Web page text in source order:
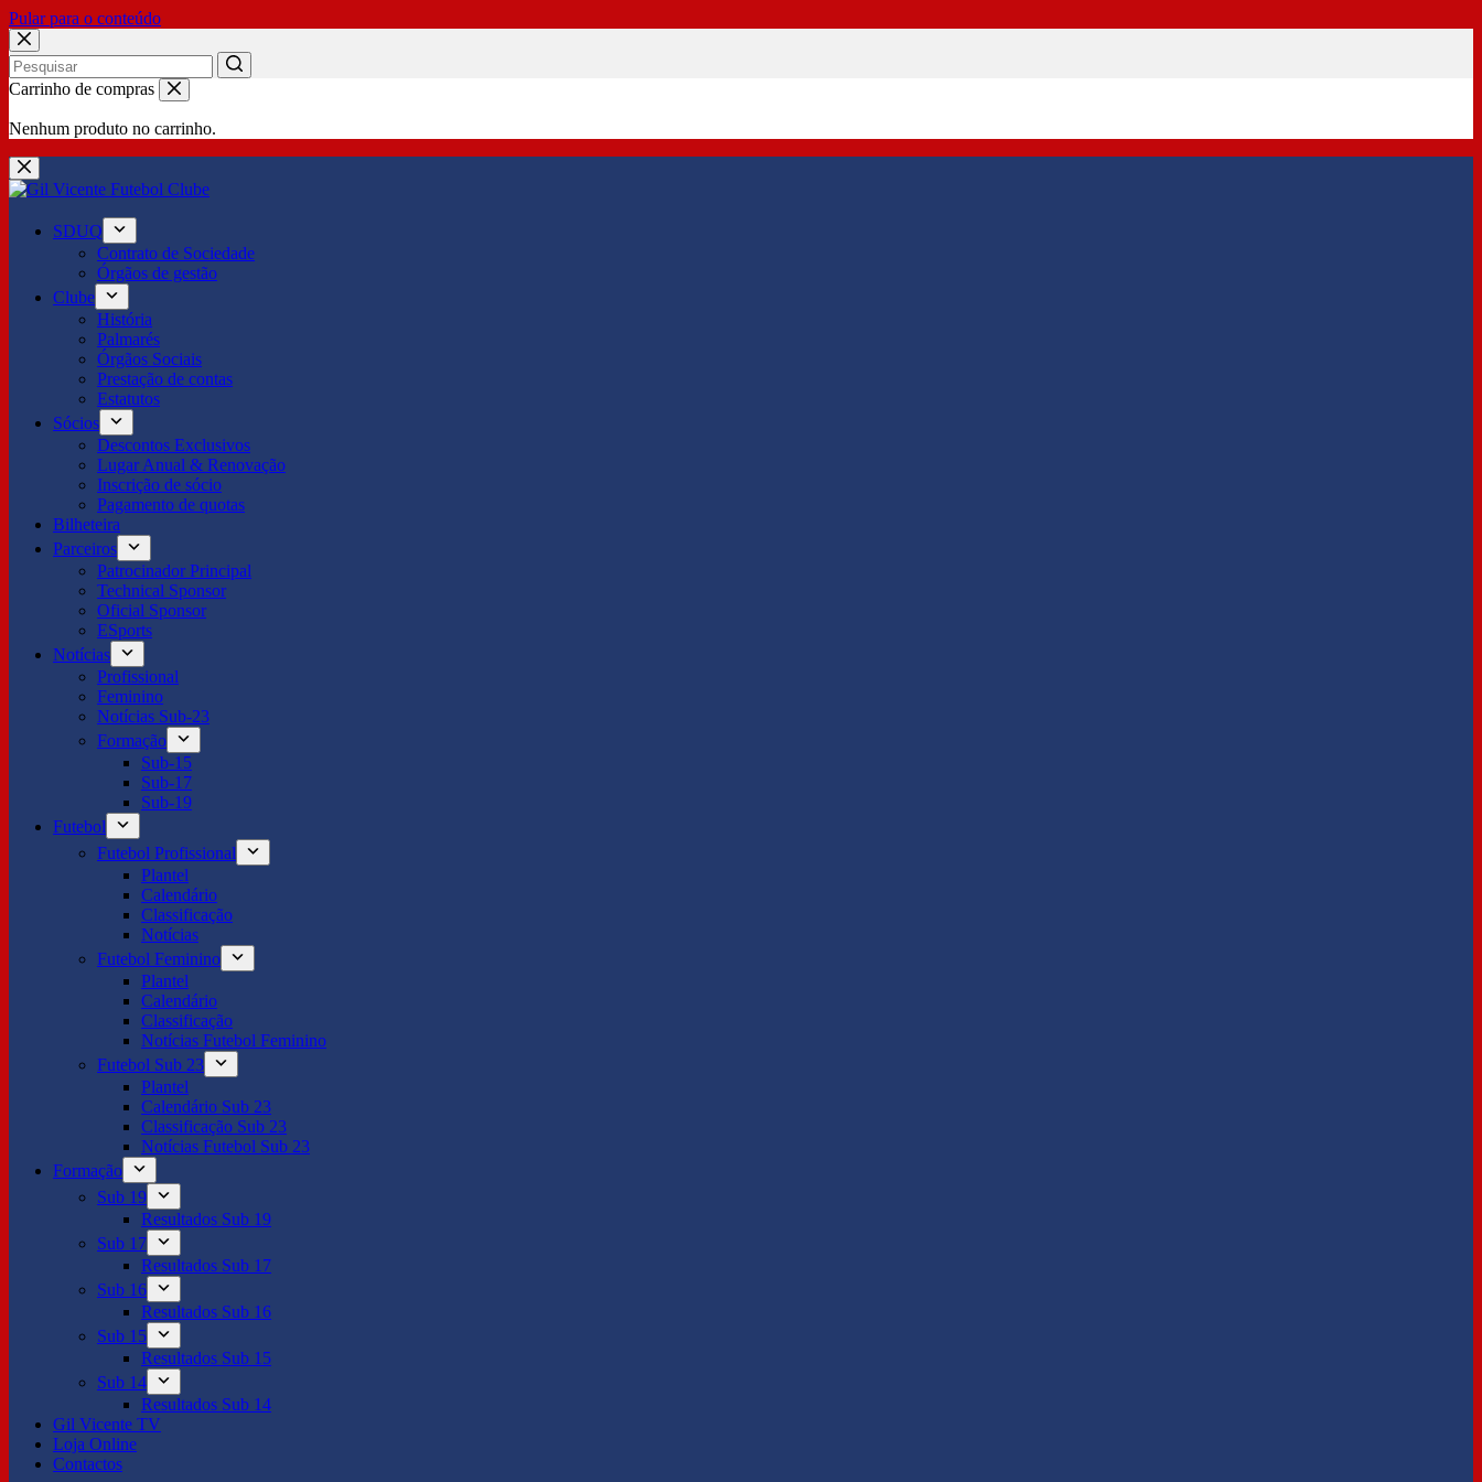
Pular para o conteúdo
No
Carrinho de compras
Nenhum produto no carrinho.
SDUQ
Contrato de Sociedade
Órgãos de gestão
Clube
História
Palmarés
Órgãos Sociais
Prestação de contas
Estatutos
Sócios
Descontos Exclusivos
Lugar Anual & Renovação
Inscrição de sócio
Pagamento de quotas
Bilheteira
Parceiros
Patrocinador Principal
Technical Sponsor
Oficial Sponsor
ESports
Notícias
Profissional
Feminino
Notícias Sub-23
Formação
Sub-15
Sub-17
Sub-19
Futebol
Futebol Profissional
Plantel
Calendário
Classificação
Notícias
Futebol Feminino
Plantel
Calendário
Classificação
Notícias Futebol Feminino
Futebol Sub 23
Plantel
Calendário Sub 23
Classificação Sub 23
Notícias Futebol Sub 23
Formação
Sub 19
Resultados Sub 19
Sub 17
Resultados Sub 17
Sub 16
Resultados Sub 16
Sub 15
Resultados Sub 15
Sub 14
Resultados Sub 14
Gil Vicente TV
Loja Online
Contactos